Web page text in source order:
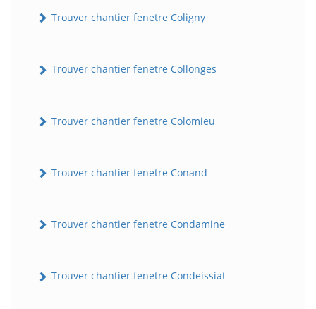
Trouver chantier fenetre Coligny
Trouver chantier fenetre Collonges
Trouver chantier fenetre Colomieu
Trouver chantier fenetre Conand
Trouver chantier fenetre Condamine
Trouver chantier fenetre Condeissiat
B Assistant en ligne